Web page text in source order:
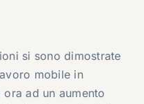
si sono dimostrate
mobile in
ad un aumento